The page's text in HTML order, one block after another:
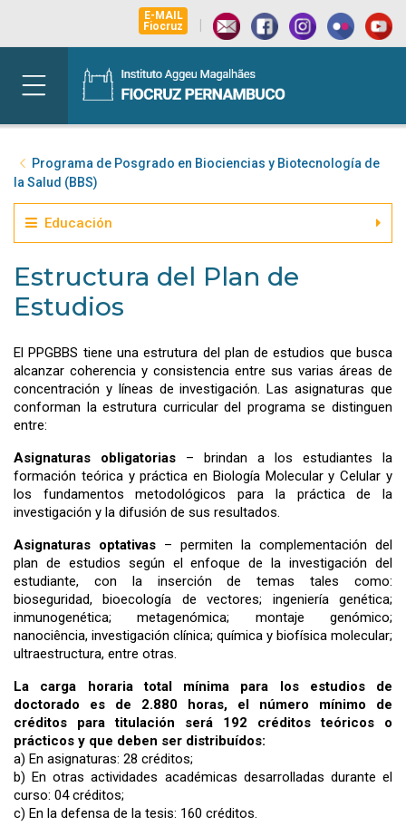
E-MAIL
Fiocruz
|
Programa de Posgrado en Biociencias y Biotecnología de
la Salud (BBS)
Educación
Estructura del Plan de
Estudios
El PPGBBS tiene una estrutura del plan de estudios que busca
alcanzar coherencia y consistencia entre sus varias áreas de
concentración y líneas de investigación. Las asignaturas que
conforman la estrutura curricular del programa se distinguen
entre:
Asignaturas obligatorias – brindan a los estudiantes la
formación teórica y práctica en Biología Molecular y Celular y
los fundamentos metodológicos para la práctica de la
investigación y la difusión de sus resultados.
Asignaturas optativas – permiten la complementación del
plan de estudios según el enfoque de la investigación del
estudiante, con la inserción de temas tales como:
bioseguridad, bioecología de vectores; ingeniería genética;
inmunogenética; metagenómica; montaje genómico;
nanociência, investigación clínica; química y biofísica molecular;
ultraestructura, entre otras.
La carga horaria total mínima para los estudios de
doctorado es de 2.880 horas, el número mínimo de
créditos para titulación será 192 créditos teóricos o
prácticos y que deben ser distribuídos:
a) En asignaturas: 28 créditos;
b) En otras actividades académicas desarrolladas durante el
curso: 04 créditos;
c) En la defensa de la tesis: 160 créditos.